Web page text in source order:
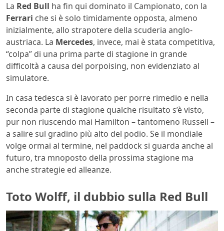
La Red Bull ha fin qui dominato il Campionato, con la
Ferrari che si è solo timidamente opposta, almeno
inizialmente, allo strapotere della scuderia anglo-
austriaca. La Mercedes, invece, mai è stata competitiva,
“colpa” di una prima parte di stagione in grande
difficoltà a causa del porpoising, non evidenziato al
simulatore.
In casa tedesca si è lavorato per porre rimedio e nella
seconda parte di stagione qualche risultato s’è visto,
pur non riuscendo mai Hamilton – tantomeno Russell –
a salire sul gradino più alto del podio. Se il mondiale
volge ormai al termine, nel paddock si guarda anche al
futuro, tra mnoposto della prossima stagione ma
anche strategie ed alleanze.
Toto Wolff, il dubbio sulla Red Bull